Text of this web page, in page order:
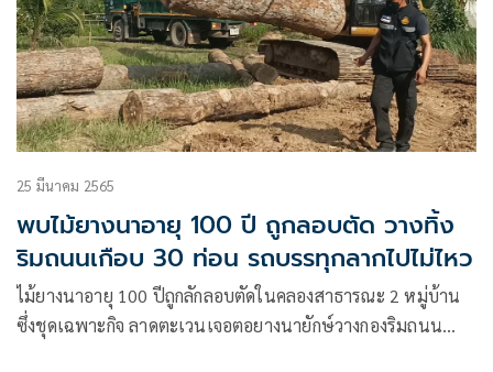
25 มีนาคม 2565
พบไม้ยางนาอายุ 100 ปี ถูกลอบตัด วางทิ้ง
ริมถนนเกือบ 30 ท่อน รถบรรทุกลากไปไม่ไหว
ไม้ยางนาอายุ 100 ปีถูกลักลอบตัดในคลองสาธารณะ 2 หมู่บ้าน
ซึ่งชุดเฉพาะกิจ ลาดตะเวนเจอตอยางนายักษ์วางกองริมถนน